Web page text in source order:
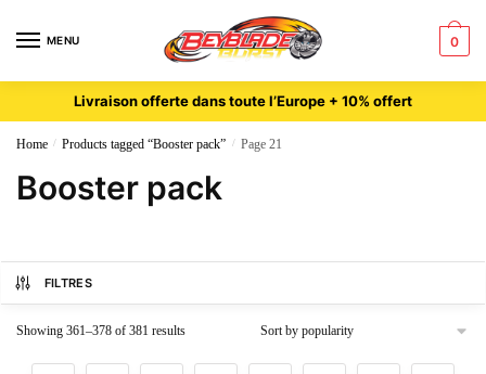
MENU 0
Livraison offerte dans toute l’Europe + 10% offert
Home / Products tagged “Booster pack” / Page 21
Booster pack
FILTRES
Showing 361–378 of 381 results